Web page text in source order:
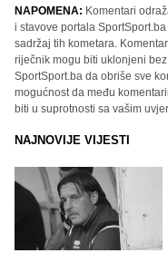
NAPOMENA: Komentari
i stavove portala
sadržaj tih kometara.
riječnik mogu biti uklonjeni
SportSport.ba da obriše sve
mogućnost da među
biti u suprotnosti sa vašim
NAJNOVIJE VIJESTI